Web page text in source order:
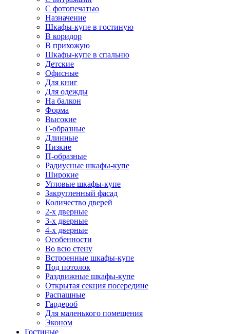
С фотопечатью
Назначение
Шкафы-купе в гостиную
В коридор
В прихожую
Шкафы-купе в спальню
Детские
Офисные
Для книг
Для одежды
На балкон
Форма
Высокие
Г-образные
Длинные
Низкие
П-образные
Радиусные шкафы-купе
Широкие
Угловые шкафы-купе
Закругленный фасад
Количество дверей
2-х дверные
3-х дверные
4-х дверные
Особенности
Во всю стену
Встроенные шкафы-купе
Под потолок
Раздвижные шкафы-купе
Открытая секция посередине
Распашные
Гардероб
Для маленького помещения
Эконом
Гостиные